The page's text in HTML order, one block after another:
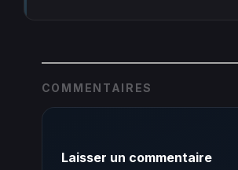
COMMENTAIRES
Laisser un commentaire